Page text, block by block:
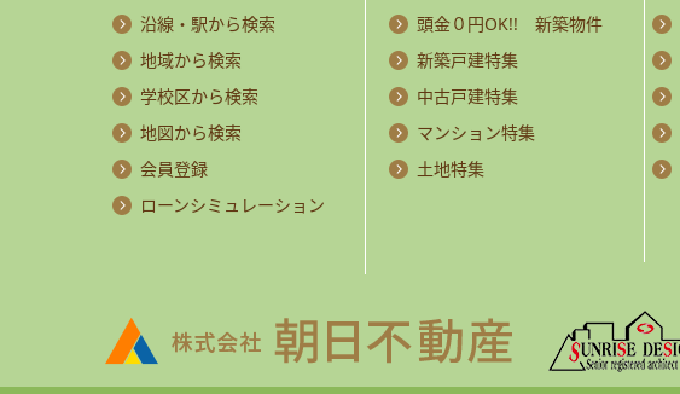
沿線・駅から検索
地域から検索
学校区から検索
地図から検索
会員登録
ローンシミュレーション
頭金０円OK!! 新築物件
新築戸建特集
中古戸建特集
マンション特集
土地特集